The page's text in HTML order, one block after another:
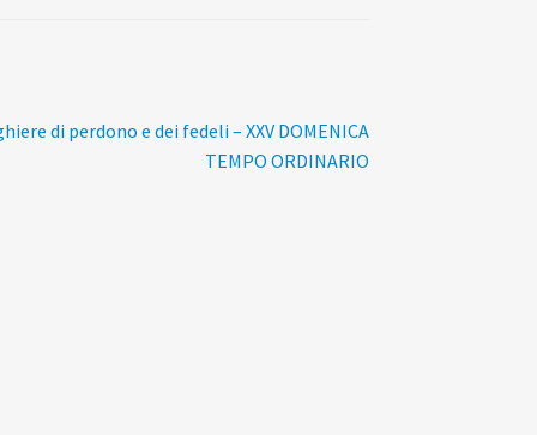
di perdono e dei fedeli – XXV DOMENICA
TEMPO ORDINARIO